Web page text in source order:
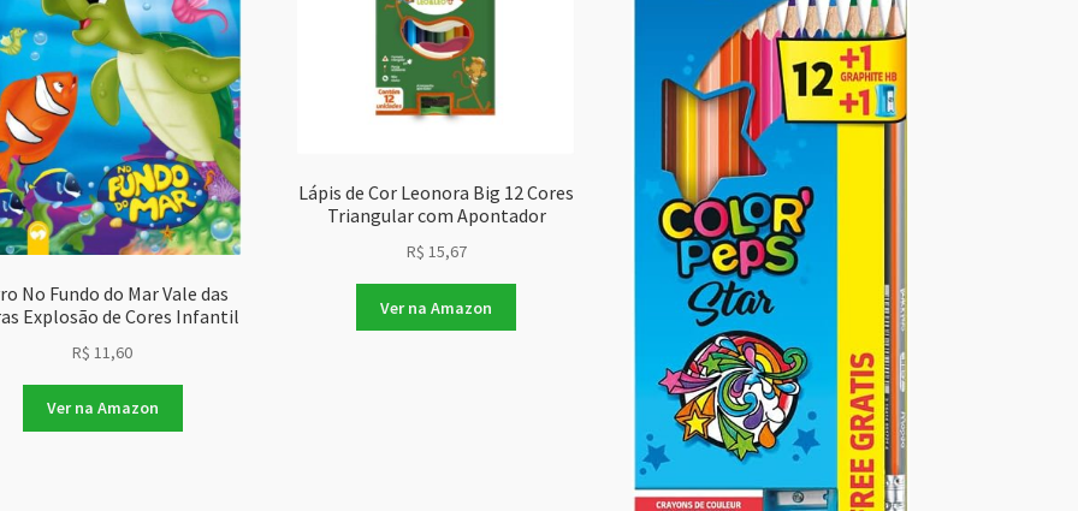
No Fundo do Mar Vale das
Explosão de Cores Infantil
R$ 11,60
Ver na Amazon
Lápis de Cor Leonora Big 12 Cores
Triangular com Apontador
R$ 15,67
Ver na Amazon